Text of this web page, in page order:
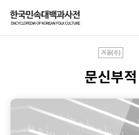
겨울(冬)
문신부적